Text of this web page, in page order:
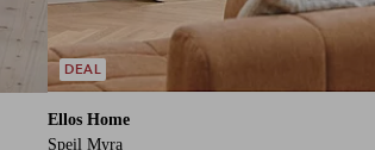
Ellos Home
Speil Myra
DEAL